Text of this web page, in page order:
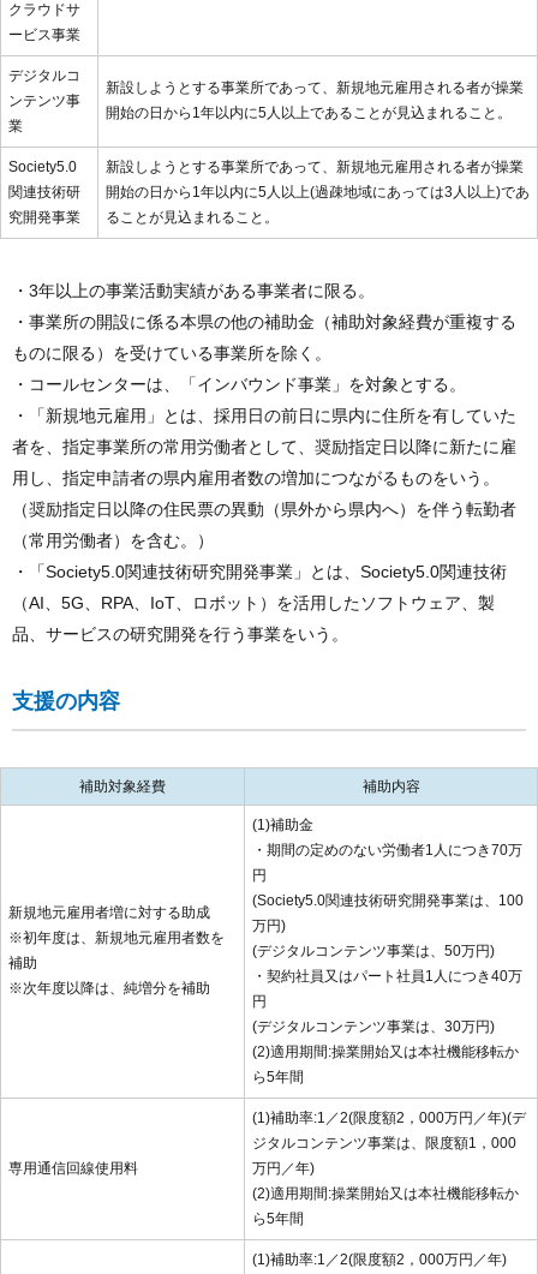
促
進
補
助
制
度
クラウドサ
ービス事業
デジタルコ
ンテンツ事
業
新設しようとする事業所であって、新規地元雇用される者が操業
開始の日から1年以内に5人以上であることが見込まれること。
Society5.0
関連技術研
究開発事業
新設しようとする事業所であって、新規地元雇用される者が操業
開始の日から1年以内に5人以上(過疎地域にあっては3人以上)であ
ることが見込まれること。
・3年以上の事業活動実績がある事業者に限る。
・事業所の開設に係る本県の他の補助金（補助対象経費が重複する
ものに限る）を受けている事業所を除く。
・コールセンターは、「インバウンド事業」を対象とする。
・「新規地元雇用」とは、採用日の前日に県内に住所を有していた
者を、指定事業所の常用労働者として、奨励指定日以降に新たに雇
用し、指定申請者の県内雇用者数の増加につながるものをいう。
（奨励指定日以降の住民票の異動（県外から県内へ）を伴う転勤者
（常用労働者）を含む。）
・「Society5.0関連技術研究開発事業」とは、Society5.0関連技術
（AI、5G、RPA、IoT、ロボット）を活用したソフトウェア、製
品、サービスの研究開発を行う事業をいう。
支援の内容
補助対象経費 補助内容
新規地元雇用者増に対する助成
※初年度は、新規地元雇用者数を
補助
※次年度以降は、純増分を補助
(1)補助金
・期間の定めのない労働者1人につき70万
円
(Society5.0関連技術研究開発事業は、100
万円)
(デジタルコンテンツ事業は、50万円)
・契約社員又はパート社員1人につき40万
円
(デジタルコンテンツ事業は、30万円)
(2)適用期間:操業開始又は本社機能移転か
ら5年間
専用通信回線使用料
(1)補助率:1／2(限度額2，000万円／年)(デ
ジタルコンテンツ事業は、限度額1，000
万円／年)
(2)適用期間:操業開始又は本社機能移転か
ら5年間
(1)補助率:1／2(限度額2，000万円／年)